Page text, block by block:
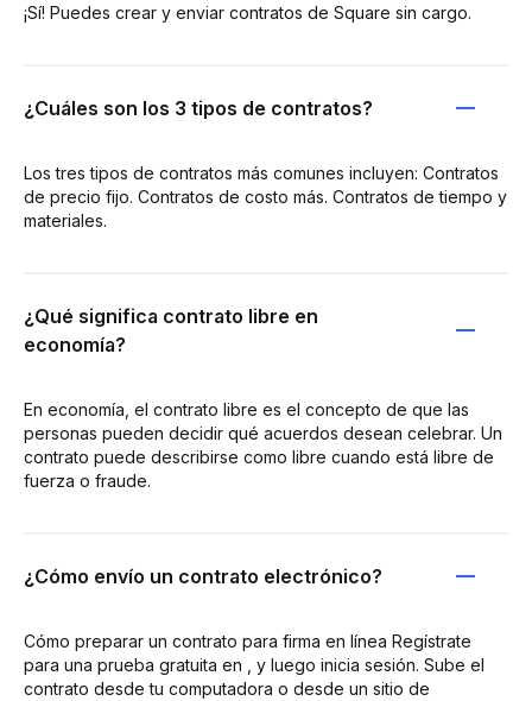
¡Sí! Puedes crear y enviar contratos de Square sin cargo.
¿Cuáles son los 3 tipos de contratos?
Los tres tipos de contratos más comunes incluyen: Contratos
de precio fijo. Contratos de costo más. Contratos de tiempo y
materiales.
¿Qué significa contrato libre en
economía?
En economía, el contrato libre es el concepto de que las
personas pueden decidir qué acuerdos desean celebrar. Un
contrato puede describirse como libre cuando está libre de
fuerza o fraude.
¿Cómo envío un contrato electrónico?
Cómo preparar un contrato para firma en línea Regístrate
para una prueba gratuita en , y luego inicia sesión. Sube el
contrato desde tu computadora o desde un sitio de